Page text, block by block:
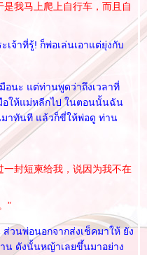
我马上爬上自行车，而且自
จ้าที่รู้! ก็พ่อเล่นเอาแต่ยุ่งกับ
นะ แต่ท่านพูดว่าถึงเวลาที่
อให้แม่หลีกไป ในตอนนั้นฉัน
าทันที แล้วก็ขี่ให้พ่อดู ท่าน
封短柬给我，说因为我不在
”
วนพ่อนอกจากส่งเช็คมาให้ ยัง
น ดังนั้นหญ้าเลยขึ้นมาอย่าง